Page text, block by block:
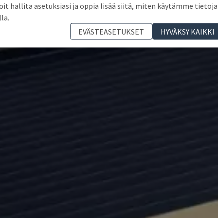
hallita asetuksiasi ja oppia lisää siitä, miten käytämme
EVÄSTEASETUKSET
HYVÄKSY KAIKKI